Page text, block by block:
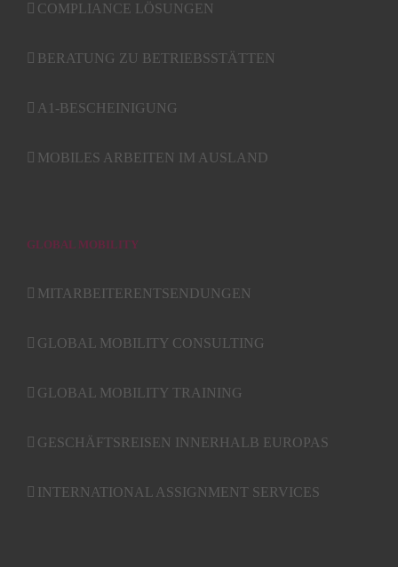
COMPLIANCE LÖSUNGEN
BERATUNG ZU BETRIEBSSTÄTTEN
A1-BESCHEINIGUNG
MOBILES ARBEITEN IM AUSLAND
GLOBAL MOBILITY
MITARBEITERENTSENDUNGEN
GLOBAL MOBILITY CONSULTING
GLOBAL MOBILITY TRAINING
GESCHÄFTSREISEN INNERHALB EUROPAS
INTERNATIONAL ASSIGNMENT SERVICES